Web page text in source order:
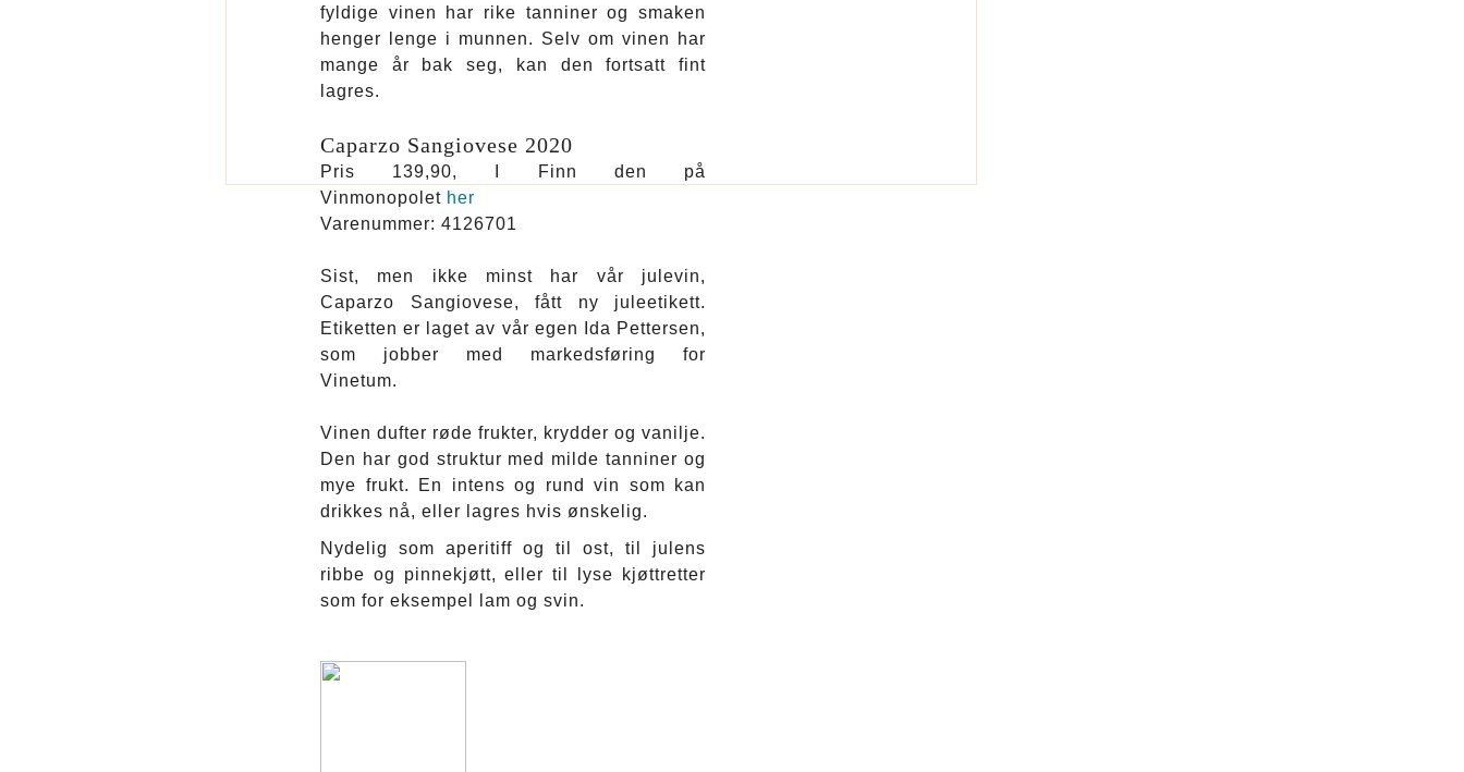
fyldige vinen har rike tanniner og smaken
henger lenge i munnen. Selv om vinen har
mange år bak seg, kan den fortsatt fint
lagres.
Caparzo Sangiovese 2020
Pris 139,90, I Finn den på
Vinmonopolet her
Varenummer: 4126701
Sist, men ikke minst har vår julevin,
Caparzo Sangiovese, fått ny juleetikett.
Etiketten er laget av vår egen Ida Pettersen,
som jobber med markedsføring for
Vinetum.
Vinen dufter røde frukter, krydder og vanilje.
Den har god struktur med milde tanniner og
mye frukt. En intens og rund vin som kan
drikkes nå, eller lagres hvis ønskelig.
Nydelig som aperitiff og til ost, til julens
ribbe og pinnekjøtt, eller til lyse kjøttretter
som for eksempel lam og svin.